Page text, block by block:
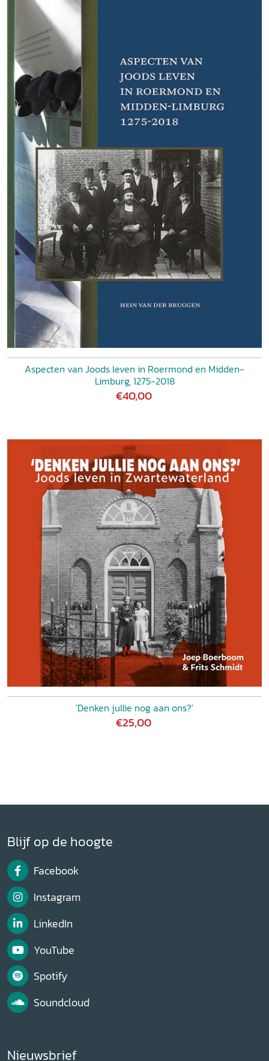
Aspecten van Joods leven in Roermond en Midden-
Limburg, 1275-2018
€40,00
'Denken jullie nog aan ons?'
€25,00
Blijf op de hoogte
Facebook
Instagram
LinkedIn
YouTube
Spotify
Soundcloud
Nieuwsbrief